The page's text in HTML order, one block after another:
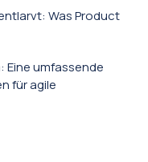
Was Product
Eine umfassende
für agile